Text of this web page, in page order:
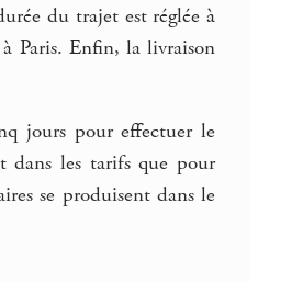
du trajet est réglée à
Paris. Enfin, la livraison
jours pour effectuer le
dans les tarifs que pour
se produisent dans le